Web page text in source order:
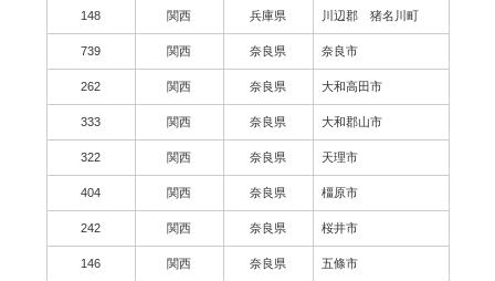
148 関西 兵庫県 川辺郡 猪名川町
739 関西 奈良県 奈良市
262 関西 奈良県 大和高田市
333 関西 奈良県 大和郡山市
322 関西 奈良県 天理市
404 関西 奈良県 橿原市
242 関西 奈良県 桜井市
146 関西 奈良県 五條市